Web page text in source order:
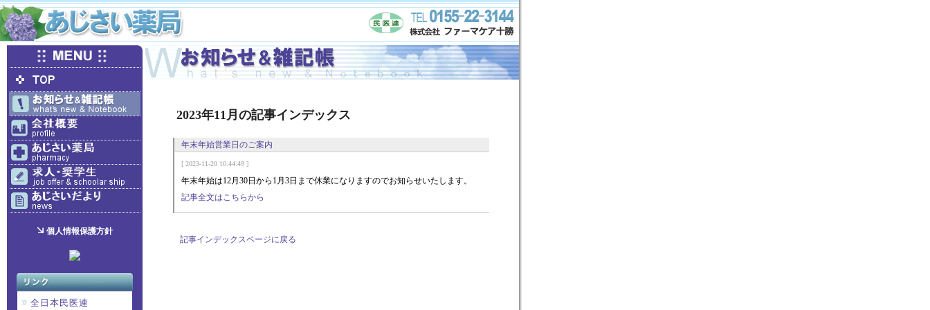
個人情報保護方針
全日本民医連
2023年11月の記事インデックス
年末年始営業日のご案内
[ 2023-11-20 10:44:49 ]
年末年始は12月30日から1月3日まで休業になりますのでお知らせいたします。
記事全文はこちらから
記事インデックスページに戻る